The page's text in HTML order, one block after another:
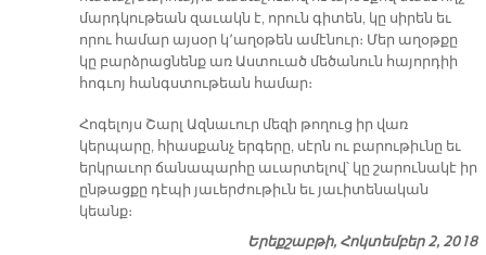
մարդկութեան զաւակն է, որուն գիտեն, կը սիրեն եւ
որու համար այսօր կ՚աղօթեն ամէնուր։ Մեր աղօթքը
կը բարձրացնենք առ Աստուած մեծանուն հայորդիի
հոգւոյ հանգստութեան համար։
Հոգելոյս Շարլ Ազնաւուր մեզի թողուց իր վառ
կերպարը, հիասքանչ երգերը, սէրն ու բարութիւնը եւ
երկրաւոր ճանապարհը աւարտելով՝ կը շարունակէ իր
ընթացքը դէպի յաւերժութիւն եւ յաւիտենական
կեանք։
Երեքշաբթի, Հոկտեմբեր 2, 2018